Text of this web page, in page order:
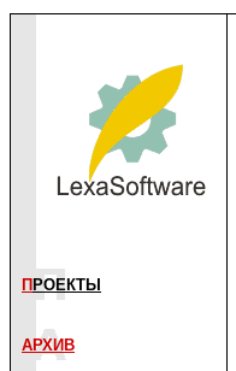
П РОЕКТЫ
АРХИВ